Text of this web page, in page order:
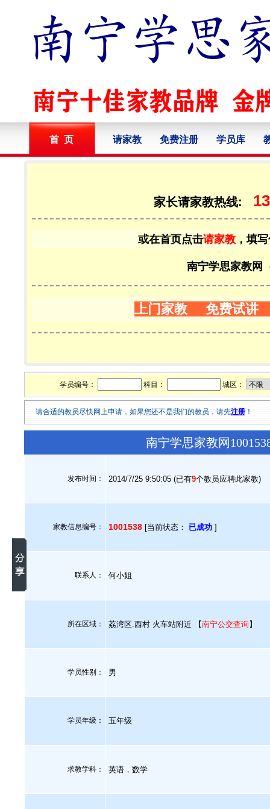
首 页 请家教 免费注册 学员库
家长请家教热线:
或在首页点击请家教 ，填
南宁学思家教网
上门家教 免费试讲
学员编号： 科目： 城区：
请合适的教员尽快网上申请，如果您还不是我们的教员，请先注册 ！
南宁学思家教网
发布时间： 2014/7/25 9:50:05 (已有9个教员应聘此家教)
家教信息编号： 1001538 [当前状态： 已成功 ]
联系人： 何小姐
所在区域： 荔湾区.西村 火车站附近 【南宁公交查询 】
学员性别： 男
学员年级： 五年级
求教学科： 英语，数学